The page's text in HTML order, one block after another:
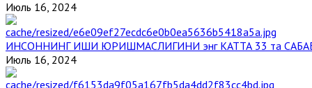
Июль 16, 2024
ИНСОННИНГ ИШИ ЮРИШМАСЛИГИНИ энг КАТТА 33 та
Июль 16, 2024